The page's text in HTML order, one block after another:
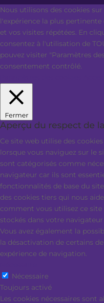
Nous utilisons des cookies
l'expérience la plus
et vos visites répétées. En
consentez à l'utilisation de
pouvez visiter "Paramètres
consentement contrôlé.
Fermer
Aperçu du respect de
Ce site web utilise des
lorsque vous naviguez sur le
sont catégorisés comme
navigateur car ils sont
fonctionnalités de base du
des cookies tiers qui nous
comment vous utilisez ce site
stockés dans votre
Vous avez également la
la désactivation de certains
expérience de navigation.
Nécessaire
Toujours activé
Les cookies nécessaires sont